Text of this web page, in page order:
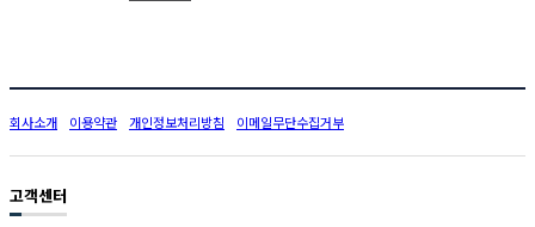
회사소개 이용약관 개인정보처리방침 이메일무단수집거부
고객센터